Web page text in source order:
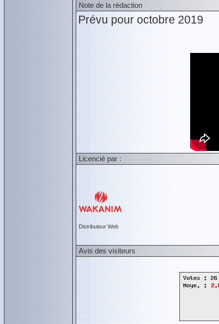
Note de la rédaction
Prévu pour octobre 2019
Licencié par :
Distributeur Web
Avis des visiteurs